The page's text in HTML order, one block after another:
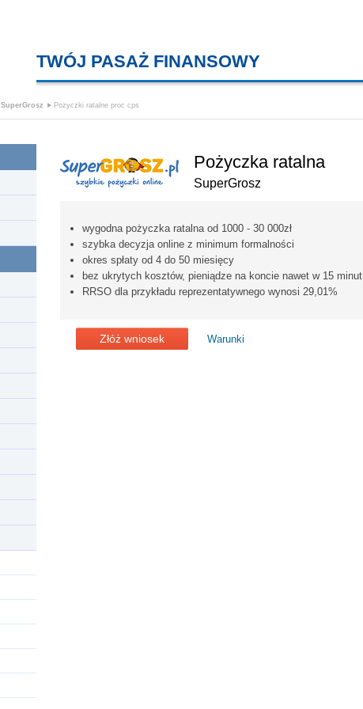
TWÓJ PASAŻ FINANSOWY
SuperGrosz Pozyczki ratalne proc cps
Pożyczka ratalna
SuperGrosz
wygodna pożyczka ratalna od 1000 - 30 000zł
szybka decyzja online z minimum formalności
okres spłaty od 4 do 50 miesięcy
bez ukrytych kosztów, pieniądze na koncie nawet w 15 minut
RRSO dla przykładu reprezentatywnego wynosi 29,01%
Złóż wniosek Warunki